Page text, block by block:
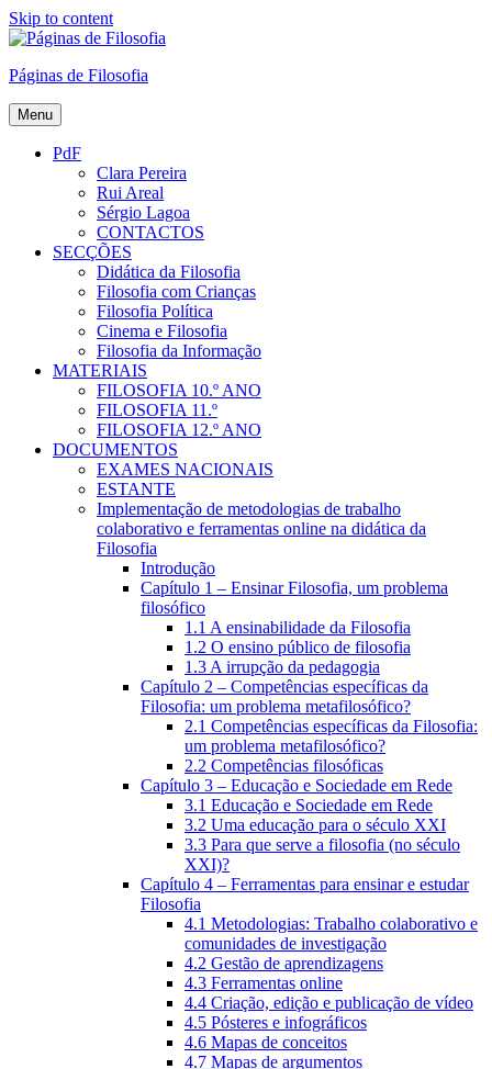
Skip to content
Páginas de Filosofia
Menu
PdF
Clara Pereira
Rui Areal
Sérgio Lagoa
CONTACTOS
SECÇÕES
Didática da Filosofia
Filosofia com Crianças
Filosofia Política
Cinema e Filosofia
Filosofia da Informação
MATERIAIS
FILOSOFIA 10.º ANO
FILOSOFIA 11.º
FILOSOFIA 12.º ANO
DOCUMENTOS
EXAMES NACIONAIS
ESTANTE
Implementação de metodologias de trabalho
colaborativo e ferramentas online na didática da
Filosofia
Introdução
Capítulo 1 – Ensinar Filosofia, um problema
filosófico
1.1 A ensinabilidade da Filosofia
1.2 O ensino público de filosofia
1.3 A irrupção da pedagogia
Capítulo 2 – Competências específicas da
Filosofia: um problema metafilosófico?
2.1 Competências específicas da Filosofia:
um problema metafilosófico?
2.2 Competências filosóficas
Capítulo 3 – Educação e Sociedade em Rede
3.1 Educação e Sociedade em Rede
3.2 Uma educação para o século XXI
3.3 Para que serve a filosofia (no século
XXI)?
Capítulo 4 – Ferramentas para ensinar e estudar
Filosofia
4.1 Metodologias: Trabalho colaborativo e
comunidades de investigação
4.2 Gestão de aprendizagens
4.3 Ferramentas online
4.4 Criação, edição e publicação de vídeo
4.5 Pósteres e infográficos
4.6 Mapas de conceitos
4.7 Mapas de argumentos